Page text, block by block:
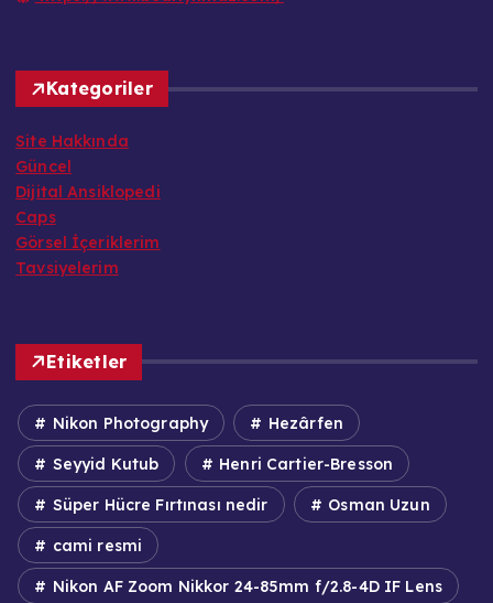
Kategoriler
Site Hakkında
Güncel
Dijital Ansiklopedi
Caps
Görsel İçeriklerim
Tavsiyelerim
Etiketler
Nikon Photography Hezârfen
Seyyid Kutub Henri Cartier-Bresson
Süper Hücre Fırtınası nedir Osman Uzun
cami resmi
Nikon AF Zoom Nikkor 24-85mm f/2.8-4D IF Lens